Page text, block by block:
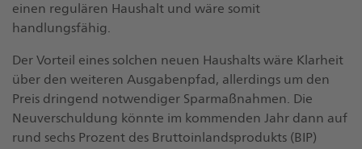
einen regulären Haushalt und wäre somit
handlungsfähig.
Der Vorteil eines solchen neuen Haushalts wäre Klarheit
über den weiteren Ausgabenpfad, allerdings um den
Preis dringend notwendiger Sparmaßnahmen. Die
Neuverschuldung könnte im kommenden Jahr dann auf
rund sechs Prozent des Bruttoinlandsprodukts (BIP)